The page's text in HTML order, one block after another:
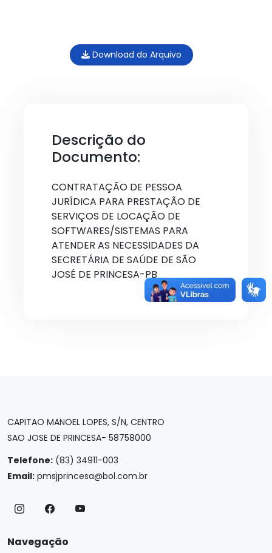
Download do Arquivo
Descrição do
Documento:
CONTRATAÇÃO DE PESSOA
JURÍDICA PARA PRESTAÇÃO DE
SERVIÇOS DE LOCAÇÃO DE
SOFTWARES/SISTEMAS PARA
ATENDER AS NECESSIDADES DA
SECRETÁRIA DE SAÚDE DE SÃO
JOSÉ DE PRINCESA-PB
CAPITAO MANOEL LOPES, S/N, CENTRO
SAO JOSE DE PRINCESA- 58758000
Telefone: (83) 34911-003
Email: pmsjprincesa@bol.com.br
Navegação